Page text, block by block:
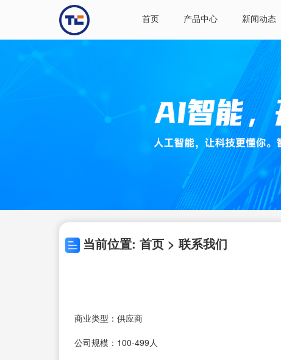
首页 产品中心 新闻动态
当前位置: 首页 > 联系我们
商业类型：供应商
公司规模：100-499人